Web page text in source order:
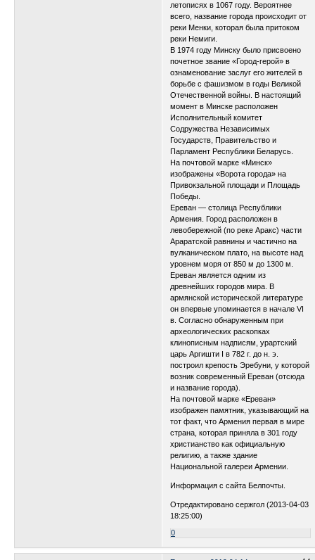
летописях в 1067 году. Вероятнее
всего, название города происходит от
реки Менки, которая была притоком
реки Немиги.
В 1974 году Минску было присвоено
почетное звание «Город-герой» в
ознаменование заслуг его жителей в
борьбе с фашизмом в годы Великой
Отечественной войны. В настоящий
момент в Минске расположен
Исполнительный комитет
Содружества Независимых
Государств, Правительство и
Парламент Республики Беларусь.
На почтовой марке «Минск»
изображены «Ворота города» на
Привокзальной площади и Площадь
Победы.
Ереван — столица Республики
Армения. Город расположен в
левобережной (по реке Аракс) части
Араратской равнины и частично на
вулканическом плато, на высоте над
уровнем моря от 850 м до 1300 м.
Ереван является одним из
древнейших городов мира. В
армянской исторической литературе
он впервые упоминается в начале VI
в. Согласно обнаруженным при
археологических раскопках
клинописным надписям, урартский
царь Аргишти I в 782 г. до н. э.
построил крепость Эребуни, у которой
возник современный Ереван (отсюда
и название города).
На почтовой марке «Ереван»
изображен памятник, указывающий на
тот факт, что Армения первая в мире
страна, которая приняла в 301 году
христианство как официальную
религию, а также здание
Национальной галереи Армении.
Информация с сайта Белпочты.
Отредактировано сержгол (2013-04-03
18:25:00)
0